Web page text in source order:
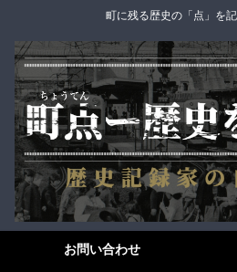
町に残る歴史の「点」を
お問い合わせ